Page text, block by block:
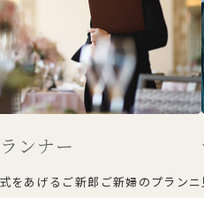
ンナー
をあげるご新郎ご新婦のプランニ